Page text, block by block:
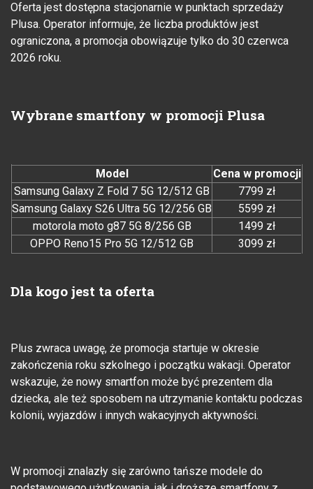
Oferta jest dostępna stacjonarnie w punktach sprzedaży
Plusa. Operator informuje, że liczba produktów jest
ograniczona, a promocja obowiązuje tylko do 30 czerwca
2026 roku.
Wybrane smartfony w promocji Plusa
Model
Cena w promocji
Samsung Galaxy Z Fold 7 5G 12/512 GB
7799 zł
Samsung Galaxy S26 Ultra 5G 12/256 GB
5599 zł
motorola moto g87 5G 8/256 GB
1499 zł
OPPO Reno15 Pro 5G 12/512 GB
3099 zł
Dla kogo jest ta oferta
Plus zwraca uwagę, że promocja startuje w okresie
zakończenia roku szkolnego i początku wakacji. Operator
wskazuje, że nowy smartfon może być prezentem dla
dziecka, ale też sposobem na utrzymanie kontaktu podczas
kolonii, wyjazdów i innych wakacyjnych aktywności.
W promocji znalazły się zarówno tańsze modele do